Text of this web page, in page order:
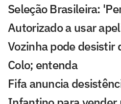
Seleção Brasileira:
Autorizado a usar
Vozinha pode desistir
Colo; entenda
Fifa anuncia